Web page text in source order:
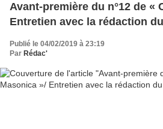
Avant-première du n°12 de «
Entretien avec la rédaction
Publié le 04/02/2019 à 23:19
Par Rédac'